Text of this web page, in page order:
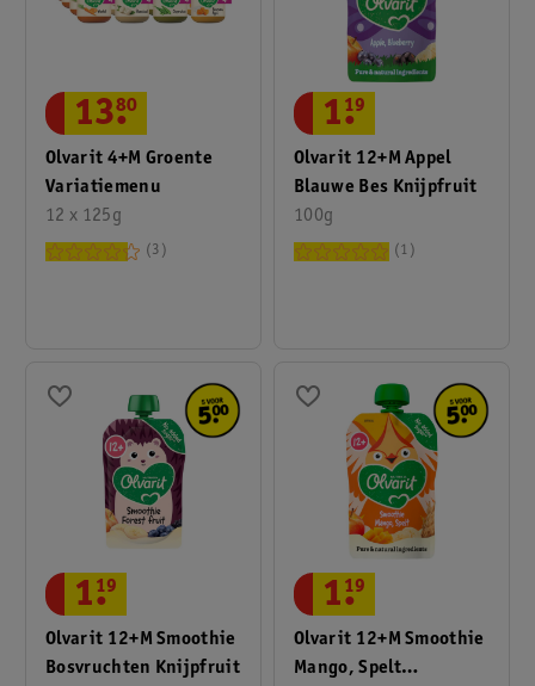
Olvarit 4+M Groente
Variatiemenu
12 x 125g
13.
80
3
Olvarit 12+M Appel
Blauwe Bes Knijpfruit
100g
1.
19
1
Olvarit 12+M Smoothie
Bosvruchten Knijpfruit
1.
19
Olvarit 12+M Smoothie
Mango, Spelt
1.
19